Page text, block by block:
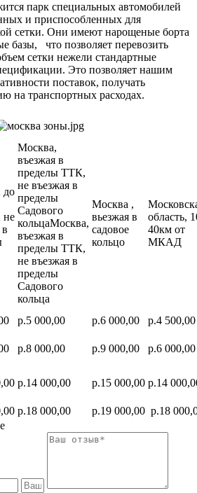
парк специальных автомобилей
и приспособленных для
сетки. Они имеют нарощеные борта
базы, что позволяет перевозить
сетки нежели стандартные
Это позволяет нашим
поставок, получать
на транспортных расходах.
до
Москва,
въезжая в
пределы ТТК,
не въезжая в
пределы
Садового
кольцаМосква,
въезжая в
пределы ТТК,
не въезжая в
пределы
Садового
кольца
Москва ,
вьезжая в
садовое
кольцо
область,
40км от
МКАД
р.5 000,00 р.6 000,00
р.4 500,00
р.8 000,00 р.9 000,00
р.6 000,00
р.14 000,00 р.15 000,00 р.14
р.18 000,00 р.19 000,00 р.18